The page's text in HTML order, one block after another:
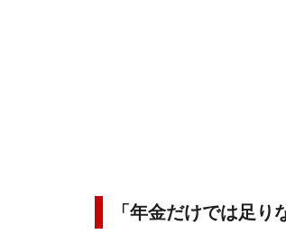
「年金だけでは足り